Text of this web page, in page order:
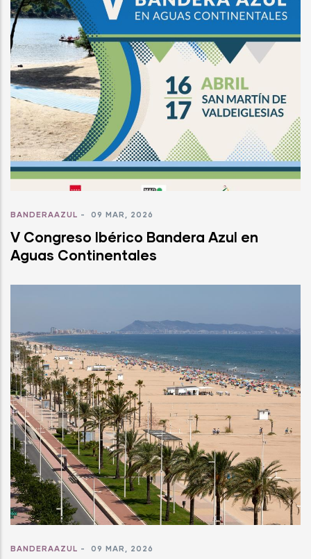
BANDERAAZUL - 09 MAR, 2026
V Congreso Ibérico Bandera Azul en
Aguas Continentales
BANDERAAZUL - 09 MAR, 2026